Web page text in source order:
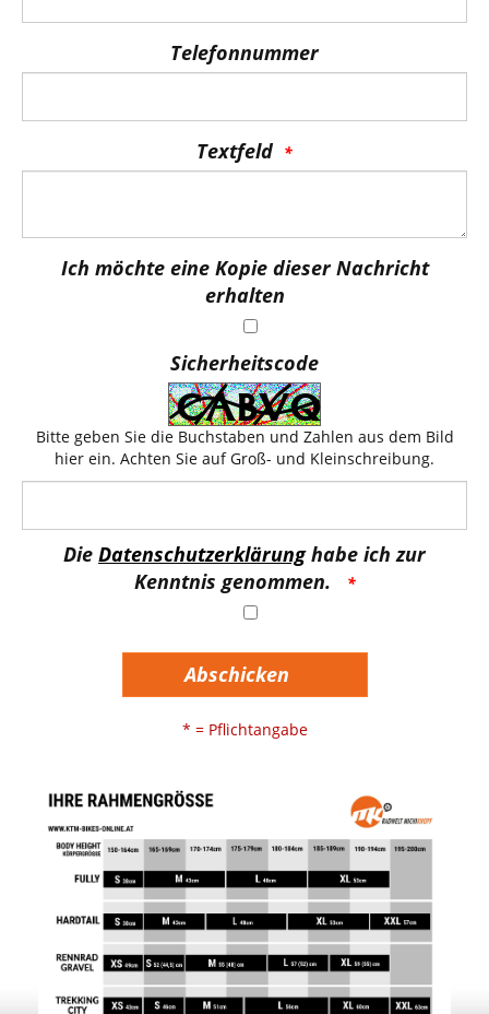
Telefonnummer
Textfeld
Ich möchte eine Kopie dieser Nachricht
erhalten
Sicherheitscode
Bitte geben Sie die Buchstaben und Zahlen aus dem Bild
hier ein. Achten Sie auf Groß- und Kleinschreibung.
Die Datenschutzerklärunghabe ich zur
Kenntnis genommen.
Abschicken
* = Pflichtangabe